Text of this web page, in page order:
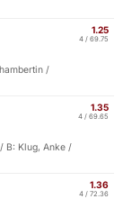
1.25
4 / 69.75
/
1.35
4 / 69.65
B: Klug, Anke /
1.36
4 / 72.36